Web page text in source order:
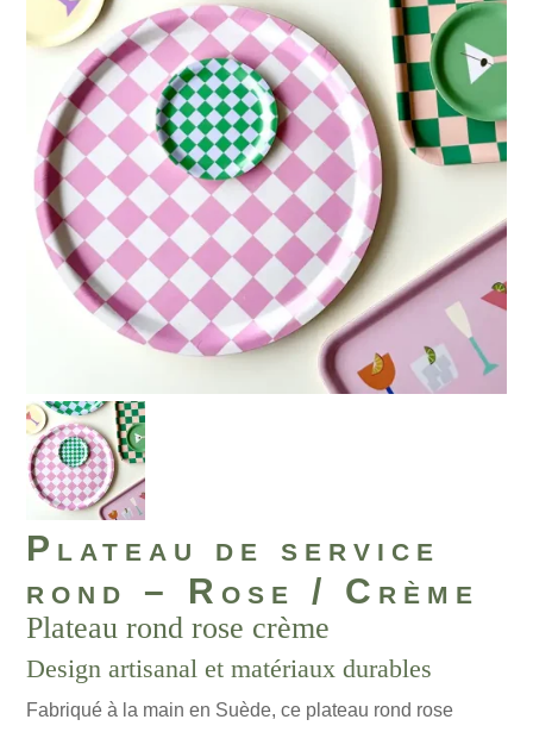
Plateau de service
rond – Rose / Crème
Plateau rond rose crème
Design artisanal et matériaux durables
Fabriqué à la main en Suède, ce plateau rond rose